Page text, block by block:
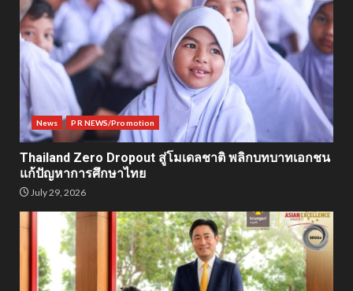
News PR NEWS/Promotion
Thailand Zero Dropout สู่โมเดลชาติ พลิกบทบาทเอกชน
แก้ปัญหาการศึกษาไทย
July 29, 2026